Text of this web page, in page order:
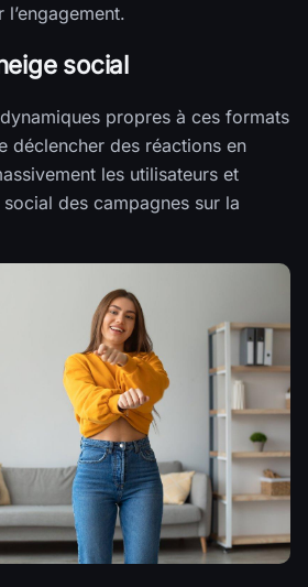
social
propres à ces formats
déclencher des réactions en
les utilisateurs et
des campagnes sur la